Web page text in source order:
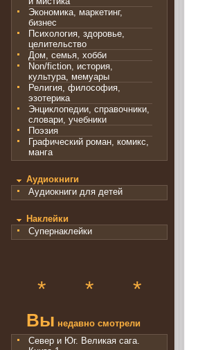
Экономика, маркетинг,
бизнес
Психология, здоровье,
целительство
Дом, семья, хобби
Non/fiction, история,
культура, мемуары
Религия, философия,
эзотерика
Энциклопедии, справочники,
словари, учебники
Поэзия
Графический роман, комикс,
манга
Аудиокниги
Аудиокниги для детей
Наклейки
Супернаклейки
* * *
Вы недавно смотрели
Север и Юг. Великая сага.